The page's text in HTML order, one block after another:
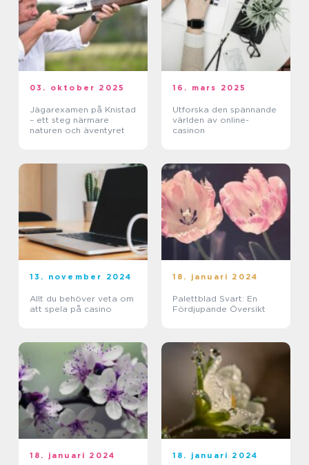
03. oktober 2025
Jägarexamen på Knistad
– ett steg närmare
naturen och äventyret
16. mars 2025
Utforska den spännande
världen av online-
casinon
13. november 2024
Allt du behöver veta om
att spela på casino
18. januari 2024
Palettblad Svart: En
Fördjupande Översikt
18. januari 2024 18. januari 2024